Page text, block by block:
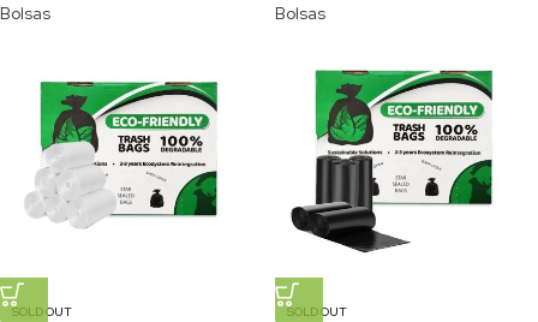
Bolsas Bolsas
SOLD OUT SOLD OUT